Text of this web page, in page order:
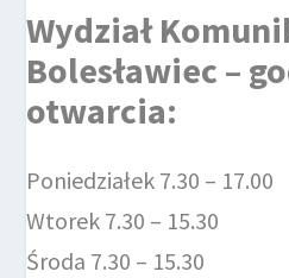
Wydział
Bolesławiec –
otwarcia:
Poniedziałek 7.30 – 17.00
Wtorek 7.30 – 15.30
Środa 7.30 – 15.30